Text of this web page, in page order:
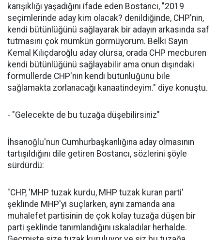
karışıklığı yaşadığını ifade eden Bostancı, "2019
seçimlerinde aday kim olacak? denildiğinde, CHP'nin,
kendi bütünlüğünü sağlayarak bir adayın arkasında saf
tutmasını çok mümkün görmüyorum. Belki Sayın
Kemal Kılıçdaroğlu aday olursa, orada CHP mecburen
kendi bütünlüğünü sağlayabilir ama onun dışındaki
formüllerde CHP'nin kendi bütünlüğünü bile
sağlamakta zorlanacağı kanaatindeyim." diye konuştu.
- "Gelecekte de bu tuzağa düşebilirsiniz"
İhsanoğlu'nun Cumhurbaşkanlığına aday olmasının
tartışıldığını dile getiren Bostancı, sözlerini şöyle
sürdürdü:
"CHP, 'MHP tuzak kurdu, MHP tuzak kuran parti'
şeklinde MHP'yi suçlarken, aynı zamanda ana
muhalefet partisinin de çok kolay tuzağa düşen bir
parti şeklinde tanımlandığını ıskaladılar herhalde.